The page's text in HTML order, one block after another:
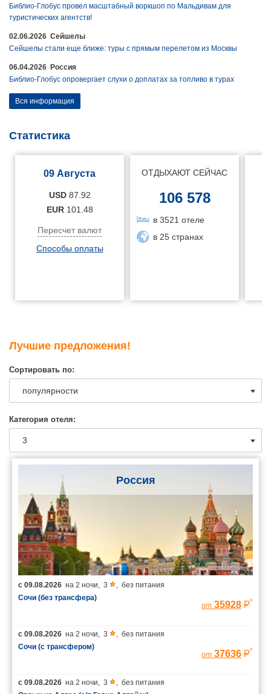
Библио-Глобус провел масштабный воркшоп по Мальдивам для
туристических агентств!
02.06.2026 Сейшелы
Сейшелы стали еще ближе: туры с прямым перелетом из Москвы
06.04.2026 Россия
Библио-Глобус опровергает слухи о доплатах за топливо в турах
Вся информация
Статистика
09 Августа
USD 87.92
EUR 101.48
Пересчет валют
Способы оплаты
ОТДЫХАЮТ СЕЙЧАС
106 578
в 3521 отеле
в 25 странах
Лучшие предложения!
Сортировать по:
Категория отеля:
Россия
с 09.08.2026 на 2 ночи, 3 , без питания
Сочи (без трансфера)
от 35928 *
с 09.08.2026 на 2 ночи, 3 , без питания
Сочи (с трансфером)
от 37636 *
с 09.08.2026 на 2 ночи, 3 , без питания